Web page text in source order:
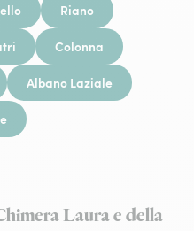
Riano
Colonna
Albano Laziale
Laura e della